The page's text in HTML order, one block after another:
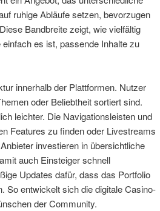
ruhige Abläufe setzen, bevorzugen
Bandbreite zeigt, wie vielfältig
es ist, passende Inhalte zu
innerhalb der Plattformen. Nutzer
oder Beliebtheit sortiert sind.
leichter. Die Navigationsleisten und
Features zu finden oder Livestreams
investieren in übersichtliche
auch Einsteiger schnell
Updates dafür, dass das Portfolio
So entwickelt sich die digitale Casino-
der Community.